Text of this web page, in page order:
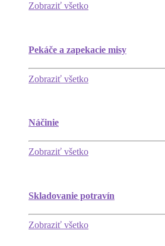
Zobraziť všetko
Pekáče a zapekacie misy
Zobraziť všetko
Náčinie
Zobraziť všetko
Skladovanie potravín
Zobraziť všetko